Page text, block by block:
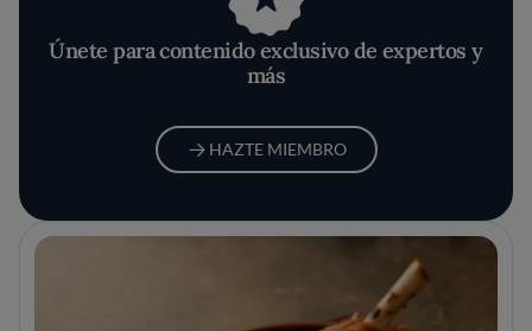
Únete para contenido exclusivo de expertos y
más
HAZTE MIEMBRO